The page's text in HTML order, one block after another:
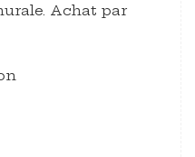
Achat par